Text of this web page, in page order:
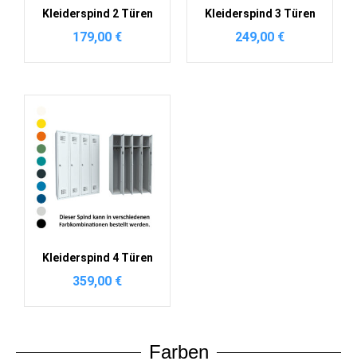
Kleiderspind 2 Türen
179,00 €
Kleiderspind 3 Türen
249,00 €
Kleiderspind 4 Türen
359,00 €
Farben